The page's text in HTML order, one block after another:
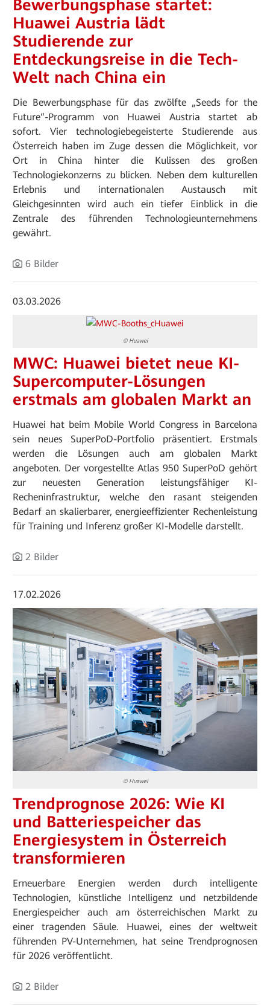
Bewerbungsphase startet:
Huawei Austria lädt
Studierende zur
Entdeckungsreise in die Tech-
Welt nach China ein
Die Bewerbungsphase für das zwölfte „Seeds for the
Future“-Programm von Huawei Austria startet ab
sofort. Vier technologiebegeisterte Studierende aus
Österreich haben im Zuge dessen die Möglichkeit, vor
Ort in China hinter die Kulissen des großen
Technologiekonzerns zu blicken. Neben dem kulturellen
Erlebnis und internationalen Austausch mit
Gleichgesinnten wird auch ein tiefer Einblick in die
Zentrale des führenden Technologieunternehmens
gewährt.
6 Bilder
03.03.2026
© Huawei
MWC: Huawei bietet neue KI-
Supercomputer-Lösungen
erstmals am globalen Markt an
Huawei hat beim Mobile World Congress in Barcelona
sein neues SuperPoD-Portfolio präsentiert. Erstmals
werden die Lösungen auch am globalen Markt
angeboten. Der vorgestellte Atlas 950 SuperPoD gehört
zur neuesten Generation leistungsfähiger KI-
Recheninfrastruktur, welche den rasant steigenden
Bedarf an skalierbarer, energieeffizienter Rechenleistung
für Training und Inferenz großer KI-Modelle darstellt.
2 Bilder
17.02.2026
© Huawei
Trendprognose 2026: Wie KI
und Batteriespeicher das
Energiesystem in Österreich
transformieren
Erneuerbare Energien werden durch intelligente
Technologien, künstliche Intelligenz und netzbildende
Energiespeicher auch am österreichischen Markt zu
einer tragenden Säule. Huawei, eines der weltweit
führenden PV-Unternehmen, hat seine Trendprognosen
für 2026 veröffentlicht.
2 Bilder